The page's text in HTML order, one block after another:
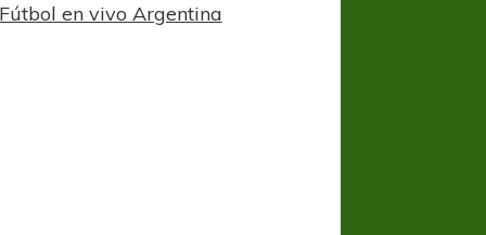
Fútbol en vivo Argentina